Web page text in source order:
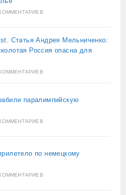
Статья Андрея Мельниченко:
Россия опасна для
паралимпийскую
по немецкому